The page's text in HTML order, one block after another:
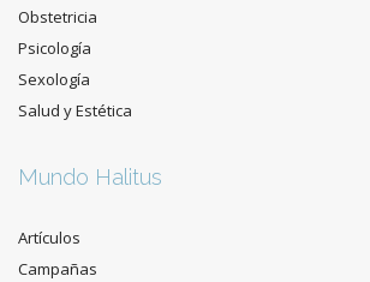
Obstetricia
Psicología
Sexología
Salud y Estética
Mundo Halitus
Artículos
Campañas